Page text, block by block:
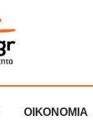
ΟΙΚΟΝΟΜΙΑ